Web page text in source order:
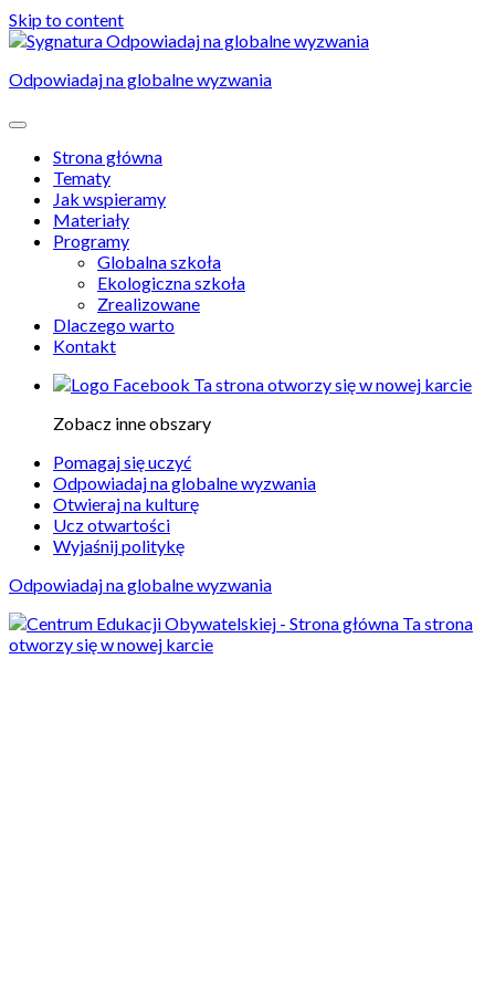
Skip to content
Odpowiadaj na globalne wyzwania
Strona główna
Tematy
Jak wspieramy
Materiały
Programy
Globalna szkoła
Ekologiczna szkoła
Zrealizowane
Dlaczego warto
Kontakt
Ta strona otworzy się w nowej karcie
Zobacz inne obszary
Pomagaj się uczyć
Odpowiadaj na globalne wyzwania
Otwieraj na kulturę
Ucz otwartości
Wyjaśnij politykę
Odpowiadaj na globalne wyzwania
Ta strona
otworzy się w nowej karcie